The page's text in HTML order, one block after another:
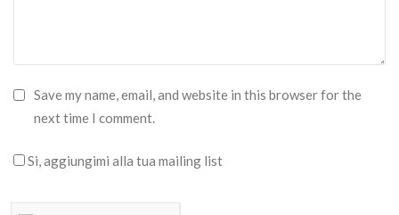
Save my name, email, and website in this browser for the
next time I comment.
Si, aggiungimi alla tua mailing list